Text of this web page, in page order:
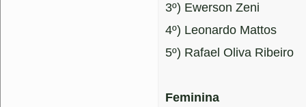
3º) Ewerson Zeni
4º) Leonardo Mattos
5º) Rafael Oliva Ribeiro
Feminina